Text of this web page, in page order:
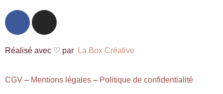
Réalisé avec ♡ par La Box Créative
CGV – Mentions légales – Politique de confidentialité